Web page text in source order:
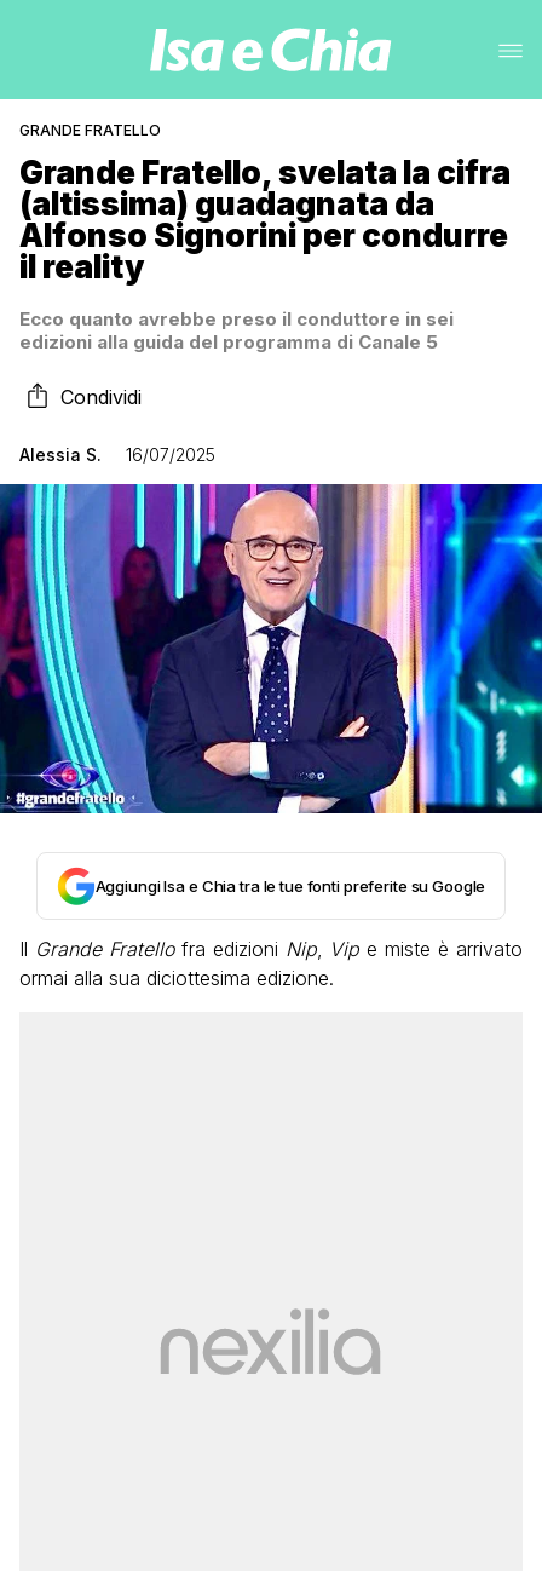
GRANDE FRATELLO
Grande Fratello, svelata la cifra
(altissima) guadagnata da
Alfonso Signorini per condurre
il reality
Ecco quanto avrebbe preso il conduttore in sei
edizioni alla guida del programma di Canale 5
Condividi
Alessia S. 16/07/2025
Aggiungi Isa e Chia tra le tue fonti preferite su Google
Il Grande Fratellofra edizioni Nip, Vip e miste è arrivato
ormai alla sua diciottesima edizione.